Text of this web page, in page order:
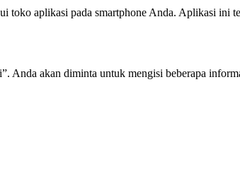
aplikasi pada smartphone Anda. Aplikasi ini
Anda akan diminta untuk mengisi beberapa